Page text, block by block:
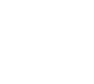
digitales
digital